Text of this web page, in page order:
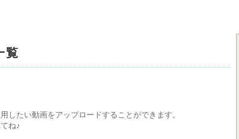
覧
したい動画をアップロードすることができます。
ね♪